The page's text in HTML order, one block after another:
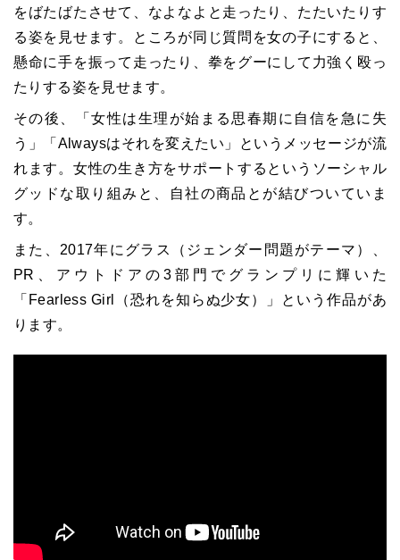
をばたばたさせて、なよなよと走ったり、たたいたりす
る姿を見せます。ところが同じ質問を女の子にすると、
懸命に手を振って走ったり、拳をグーにして力強く殴っ
たりする姿を見せます。
その後、「女性は生理が始まる思春期に自信を急に失
う」「Alwaysはそれを変えたい」というメッセージが流
れます。女性の生き方をサポートするというソーシャル
グッドな取り組みと、自社の商品とが結びついていま
す。
また、2017年にグラス（ジェンダー問題がテーマ）、
PR、アウトドアの3部門でグランプリに輝いた
「Fearless Girl（恐れを知らぬ少女）」という作品があ
ります。